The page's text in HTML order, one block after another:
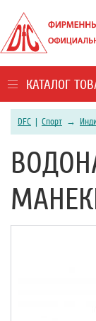
КАТАЛОГ
DFC | Спорт →